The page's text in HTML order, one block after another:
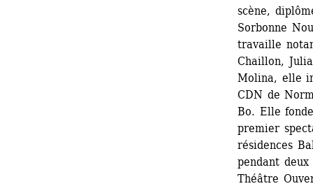
scène,
Sorbonne
travaille
Chaillon,
Molina, elle
CDN de
Bo. Elle
premier
résidences
pendant
Théâtre